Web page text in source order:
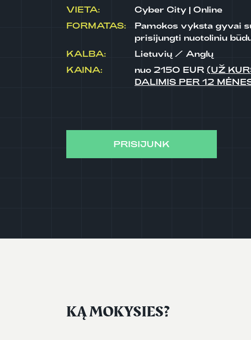
VIETA:
Cyber City | Online
FORMATAS:
Pamokos vyksta gyvai
prisijungti nuotoliniu
KALBA:
Lietuvių / Anglų
KAINA:
nuo 2150 EUR (UŽ
DALIMIS PER 12
PRISIJUNK
KĄ MOKYSIES?